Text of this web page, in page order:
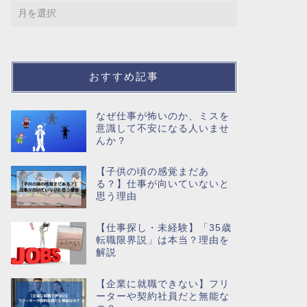
おすすめ記事
なぜ仕事が怖いのか、ミスを
意識して不安になる人いませ
んか？
【子供の頃の感覚まだあ
る？】仕事が向いていないと
思う理由
【仕事探し・未経験】「35歳
転職限界説」は本当？理由を
解説
【企業に就職できない】フリ
ーターや契約社員だと無能な